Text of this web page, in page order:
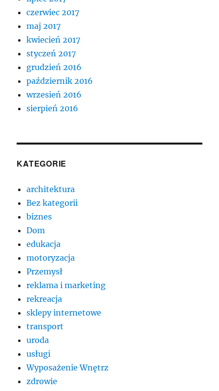
czerwiec 2017
maj 2017
kwiecień 2017
styczeń 2017
grudzień 2016
październik 2016
wrzesień 2016
sierpień 2016
KATEGORIE
architektura
Bez kategorii
biznes
Dom
edukacja
motoryzacja
Przemysł
reklama i marketing
rekreacja
sklepy internetowe
transport
uroda
usługi
Wyposażenie Wnętrz
zdrowie